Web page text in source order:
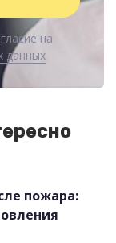
на
данных
пожара: